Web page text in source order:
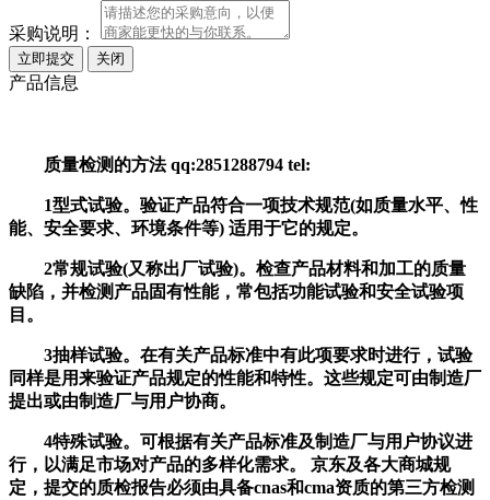
采购说明：
产品信息
质量检测的方法 qq:2851288794 tel:
1型式试验。验证产品符合一项技术规范(如质量水平、性
能、安全要求、环境条件等) 适用于它的规定。
2常规试验(又称出厂试验)。检查产品材料和加工的质量
缺陷，并检测产品固有性能，常包括功能试验和安全试验项
目。
3抽样试验。在有关产品标准中有此项要求时进行，试验
同样是用来验证产品规定的性能和特性。这些规定可由制造厂
提出或由制造厂与用户协商。
4特殊试验。可根据有关产品标准及制造厂与用户协议进
行，以满足市场对产品的多样化需求。 京东及各大商城规
定，提交的质检报告必须由具备cnas和cma资质的第三方检测